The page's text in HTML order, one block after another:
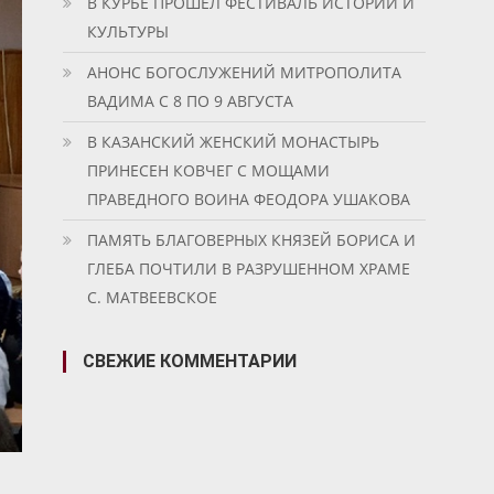
КУЛЬТУРЫ
АНОНС БОГОСЛУЖЕНИЙ МИТРОПОЛИТА
ВАДИМА С 8 ПО 9 АВГУСТА
В КАЗАНСКИЙ ЖЕНСКИЙ МОНАСТЫРЬ
ПРИНЕСЕН КОВЧЕГ С МОЩАМИ
ПРАВЕДНОГО ВОИНА ФЕОДОРА УШАКОВА
ПАМЯТЬ БЛАГОВЕРНЫХ КНЯЗЕЙ БОРИСА И
ГЛЕБА ПОЧТИЛИ В РАЗРУШЕННОМ ХРАМЕ
С. МАТВЕЕВСКОЕ
СВЕЖИЕ КОММЕНТАРИИ